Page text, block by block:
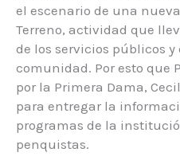
el escenario de una
Terreno, actividad que
de los servicios públicos y
comunidad. Por esto que
por la Primera Dama,
para entregar la
programas de la
penquistas.